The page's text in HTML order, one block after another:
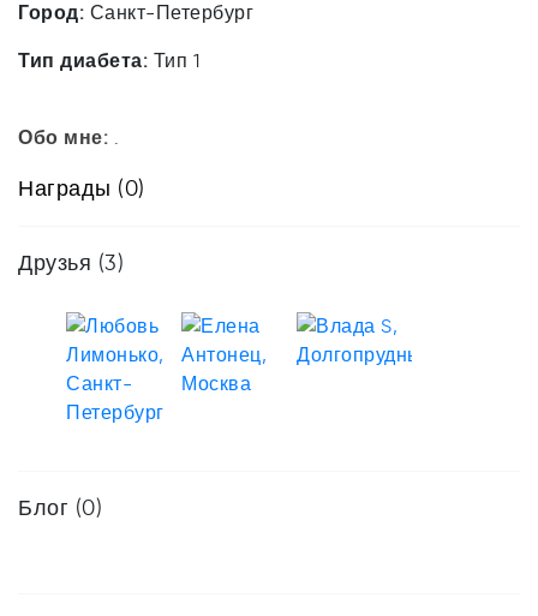
Город: Санкт-Петербург
Тип диабета: Тип 1
Обо мне: .
Награды (0)
Друзья (3)
Блог (0)